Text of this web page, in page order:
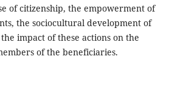
of citizenship, the empowerment of
the sociocultural development of
impact of these actions on the
of the beneficiaries.